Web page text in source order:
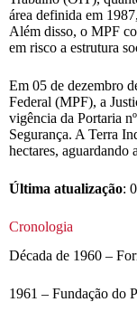
área definida em
Além disso, o MPF
em risco a estrutura
Em 05 de dezembro
Federal (MPF), a
vigência da Portaria
Segurança. A Terra
hectares, aguardando
Última atualização:
Cronologia
Década de 1960 –
1961 – Fundação do